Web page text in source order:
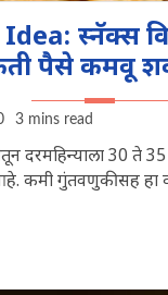
स्नॅक्स
पैसे कमवू
3 mins read
दरमहिन्याला 30 ते
कमी गुंतवणुकीसह हा